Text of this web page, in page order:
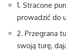
1. Stracone
prowadzić do
2. Przegrana
swoją turę,